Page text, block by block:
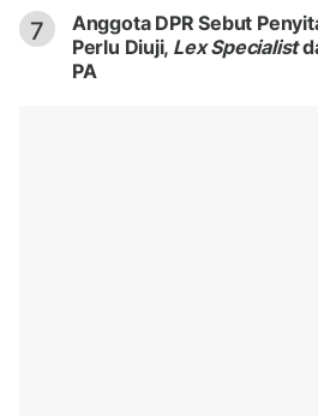
7
Anggota DPR Sebut
Perlu Diuji, Lex Specialist
PA